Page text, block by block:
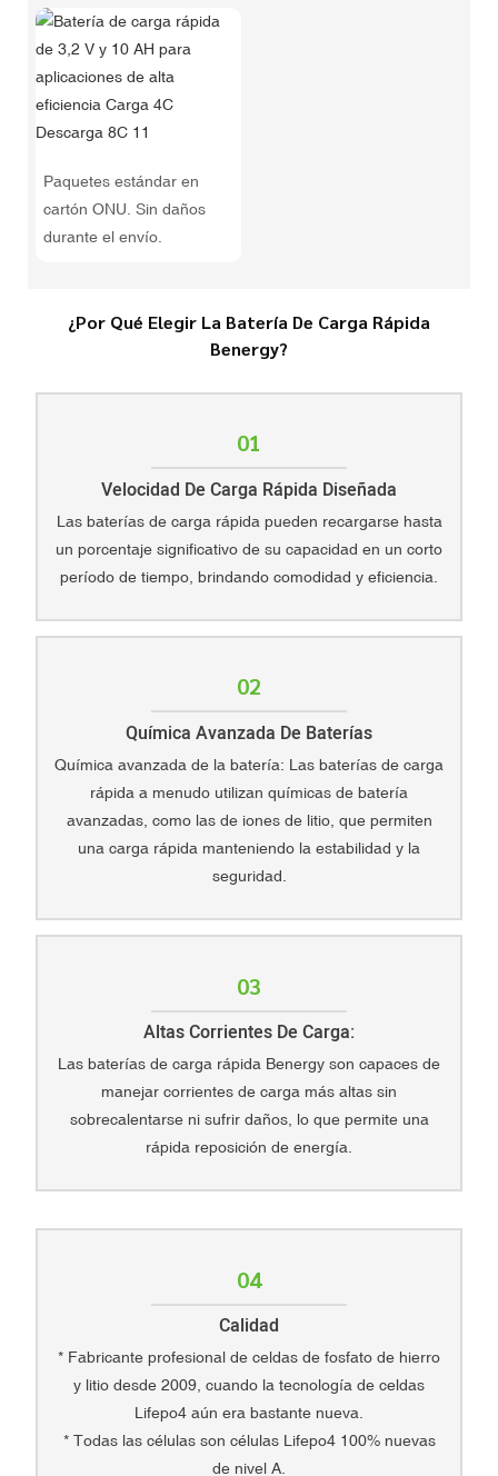
Paquetes estándar en
cartón ONU. Sin daños
durante el envío.
¿Por Qué Elegir La Batería De Carga Rápida
Benergy?
01
Velocidad De Carga Rápida Diseñada
Las baterías de carga rápida pueden recargarse hasta
un porcentaje significativo de su capacidad en un corto
período de tiempo, brindando comodidad y eficiencia.
02
Química Avanzada De Baterías
Química avanzada de la batería: Las baterías de carga
rápida a menudo utilizan químicas de batería
avanzadas, como las de iones de litio, que permiten
una carga rápida manteniendo la estabilidad y la
seguridad.
03
Altas Corrientes De Carga:
Las baterías de carga rápida Benergy son capaces de
manejar corrientes de carga más altas sin
sobrecalentarse ni sufrir daños, lo que permite una
rápida reposición de energía.
04
Calidad
* Fabricante profesional de celdas de fosfato de hierro
y litio desde 2009, cuando la tecnología de celdas
Lifepo4 aún era bastante nueva.
* Todas las células son células Lifepo4 100% nuevas
de nivel A.